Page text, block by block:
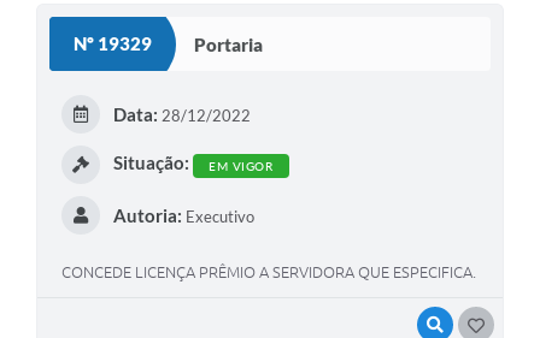
Nº 19329 Portaria
VISUALIZAR
Data: 28/12/2022
Situação: EM VIGOR
Autoria: Executivo
CONCEDE LICENÇA PRÊMIO A SERVIDORA QUE ESPECIFICA.